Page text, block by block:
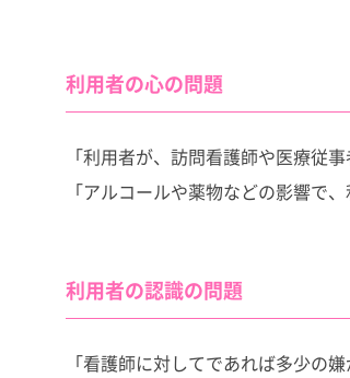
利用者の心の問題
「利用者が、訪問看護師や医療従
「アルコールや薬物などの影響で
利用者の認識の問題
「看護師に対してであれば多少の